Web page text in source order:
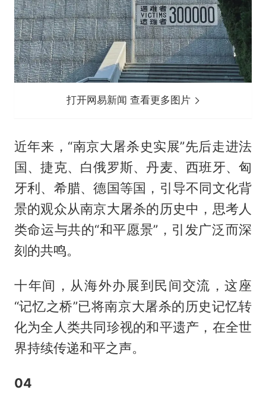
打开网易新闻 查看更多图片
近年来，“南京大屠杀史实展”先后走进法
国、捷克、白俄罗斯、丹麦、西班牙、匈
牙利、希腊、德国等国，引导不同文化背
景的观众从南京大屠杀的历史中，思考人
类命运与共的“和平愿景”，引发广泛而深
刻的共鸣。
十年间，从海外办展到民间交流，这座
“记忆之桥”已将南京大屠杀的历史记忆转
化为全人类共同珍视的和平遗产，在全世
界持续传递和平之声。
04